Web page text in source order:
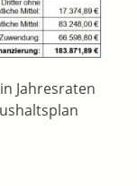
Jahresraten